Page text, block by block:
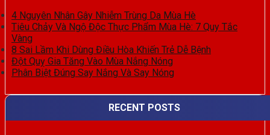
4 Nguyên Nhân Gây Nhiễm Trùng Da Mùa Hè
Tiêu Chảy Và Ngộ Độc Thực Phẩm Mùa Hè: 7 Quy Tắc
Vàng
8 Sai Lầm Khi Dùng Điều Hòa Khiến Trẻ Dễ Bệnh
Đột Quỵ Gia Tăng Vào Mùa Nắng Nóng
Phân Biệt Đúng Say Nắng Và Say Nóng
RECENT POSTS